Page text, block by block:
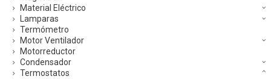
Material Eléctrico
Lamparas
Termómetro
Motor Ventilador
Motorreductor
Condensador
Termostatos